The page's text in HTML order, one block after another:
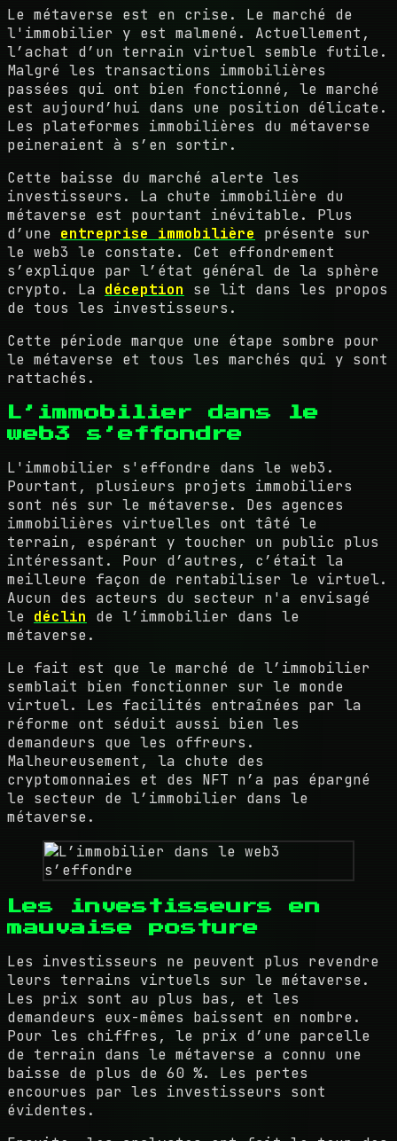
Le métaverse est en crise. Le marché de
l'immobilier y est malmené. Actuellement,
l’achat d’un terrain virtuel semble futile.
Malgré les transactions immobilières
passées qui ont bien fonctionné, le marché
est aujourd’hui dans une position délicate.
Les plateformes immobilières du métaverse
peineraient à s’en sortir.
Cette baisse du marché alerte les
investisseurs. La chute immobilière du
métaverse est pourtant inévitable. Plus
d’une entreprise immobilière présente sur
le web3 le constate. Cet effondrement
s’explique par l’état général de la sphère
crypto. La déception
se lit dans les propos
de tous les investisseurs.
Cette période marque une étape sombre pour
le métaverse et tous les marchés qui y sont
rattachés.
L’immobilier dans le
web3 s’effondre
L'immobilier s'effondre dans le web3.
Pourtant, plusieurs projets immobiliers
sont nés sur le métaverse. Des agences
immobilières virtuelles ont tâté le
terrain, espérant y toucher un public plus
intéressant. Pour d’autres, c’était la
meilleure façon de rentabiliser le virtuel.
Aucun des acteurs du secteur n'a envisagé
le déclin
de l’immobilier dans le
métaverse.
Le fait est que le marché de l’immobilier
semblait bien fonctionner sur le monde
virtuel. Les facilités entraînées par la
réforme ont séduit aussi bien les
demandeurs que les offreurs.
Malheureusement, la chute des
cryptomonnaies et des NFT n’a pas épargné
le secteur de l’immobilier dans le
métaverse.
Les investisseurs en
mauvaise posture
Les investisseurs ne peuvent plus revendre
leurs terrains virtuels sur le métaverse.
Les prix sont au plus bas, et les
demandeurs eux-mêmes baissent en nombre.
Pour les chiffres, le prix d’une parcelle
de terrain dans le métaverse a connu une
baisse de plus de 60 %. Les pertes
encourues par les investisseurs sont
évidentes.